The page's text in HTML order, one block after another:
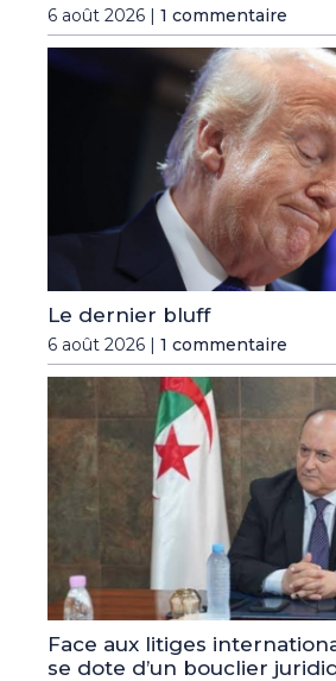
6 août 2026 | 1 commentaire
Le dernier bluff
6 août 2026 | 1 commentaire
Face aux litiges
se dote d’un bouclier